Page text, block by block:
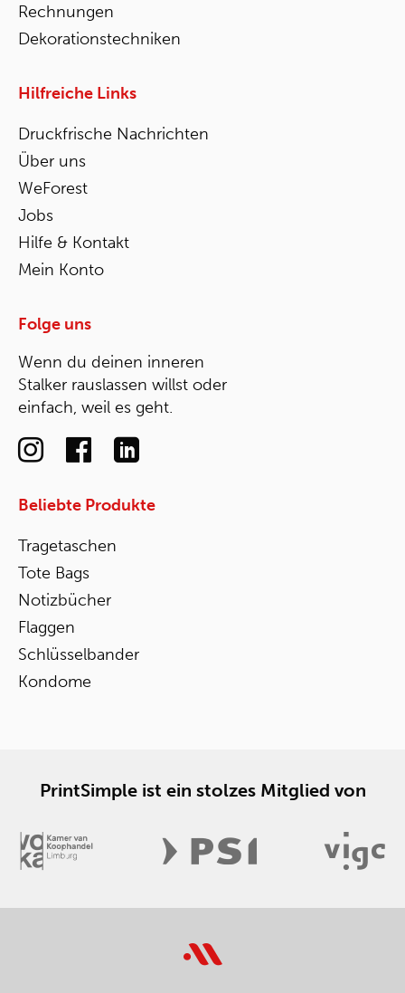
Rechnungen
Dekorationstechniken
Hilfreiche Links
Druckfrische Nachrichten
Über uns
WeForest
Jobs
Hilfe & Kontakt
Mein Konto
Folge uns
Wenn du deinen inneren
Stalker rauslassen willst oder
einfach, weil es geht.
Beliebte Produkte
Tragetaschen
Tote Bags
Notizbücher
Flaggen
Schlüsselbander
Kondome
PrintSimple ist ein stolzes Mitglied von